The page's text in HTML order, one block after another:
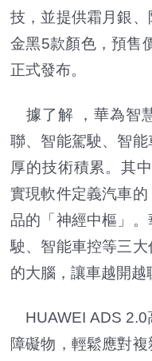
技，並提供霜月銀
金黑5款顏色，預售
正式發布。
據了解 ，華為智
聯、智能駕駛、智
厚的技術積累。其
實現軟件定義汽車
品的「神經中樞」
駛、智能車控等三
的大腦，讓車越開越
HUAWEI ADS 2.0
障礙物，輕鬆應對